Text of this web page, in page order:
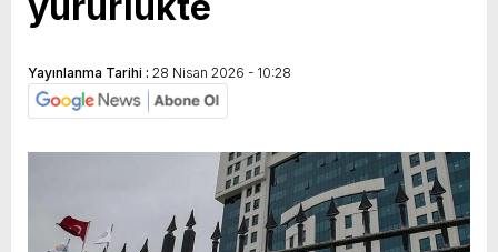
Yayınlanma Tarihi : 28 Nisan 2026 - 10:28